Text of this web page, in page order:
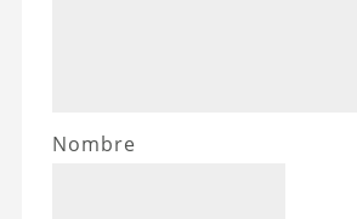
Nombre